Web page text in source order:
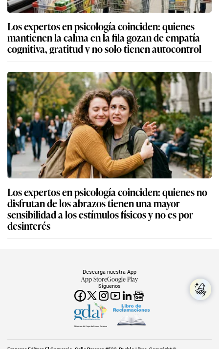
Los expertos en psicología coinciden: quienes
mantienen la calma en la fila gozan de empatía
cognitiva, gratitud y no solo tienen autocontrol
Los expertos en psicología coinciden: quienes no
disfrutan de los abrazos tienen una mayor
sensibilidad a los estímulos físicos y no es por
desinterés
Síguenos
Descarga nuestra App
App StoreGoogle Play
Miembro del Grupo de Diarios América